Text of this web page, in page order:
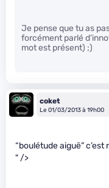
Je pense que tu as
forcément parlé
mot est présent) ;)
coket
Le 01/03/2013 à 19h00
“boulétude aiguë”
" />